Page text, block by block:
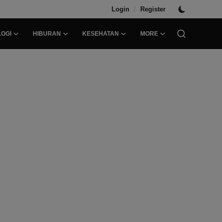
Login / Register
HIBURAN KESEHATAN MORE